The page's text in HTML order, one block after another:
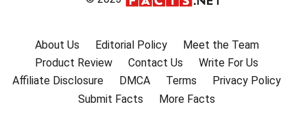
About Us Editorial Policy
Meet the Team
Product Review
Contact Us
Write For Us
Affiliate Disclosure
DMCA Terms
Privacy Policy
Submit Facts
More Facts